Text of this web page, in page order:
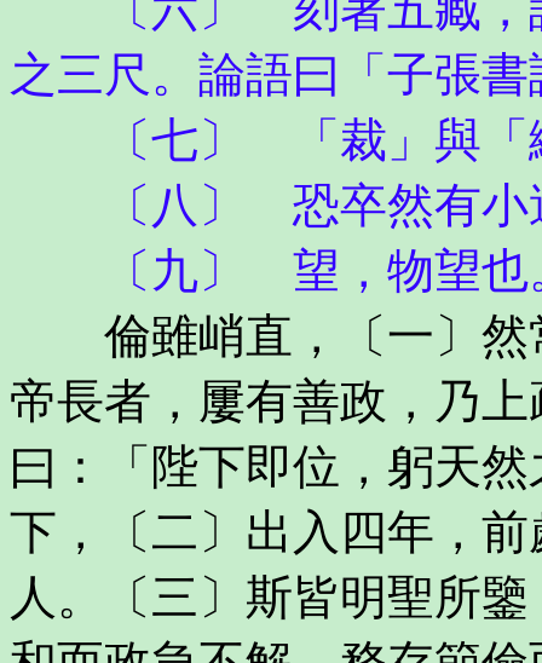
之三尺。論語曰「子張
〔七〕 「裁」與「
〔八〕 恐卒然有小過
〔九〕 望，物望也
倫雖峭直，〔一〕然
帝長者，屢有善政，乃
曰：「陛下即位，躬天
下，〔二〕出入四年，
人。〔三〕斯皆明聖所